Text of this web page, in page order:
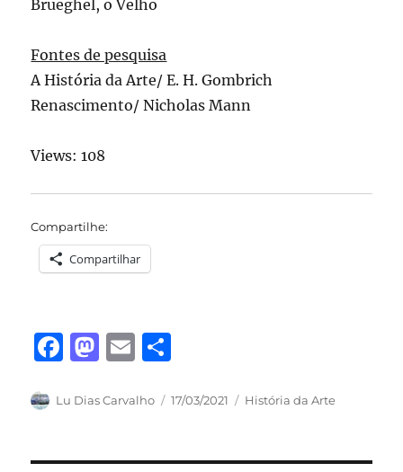
Brueghel, o Velho
Fontes de pesquisa
A História da Arte/ E. H. Gombrich
Renascimento/ Nicholas Mann
Views: 108
Compartilhe:
Compartilhar
F
c
b
M
st
d
E
ai a
Autor
Lu Dias Carvalho
Publicado
17/03/2021 Categorias
História da Arte